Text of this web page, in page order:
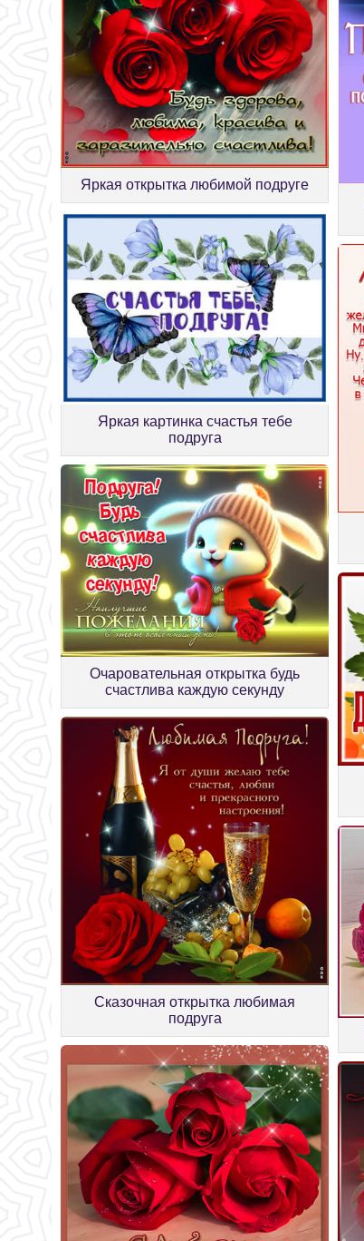
Яркая открытка любимой подруге
Яркая картинка счастья тебе
подруга
Очаровательная открытка будь
счастлива каждую секунду
Сказочная открытка любимая
подруга